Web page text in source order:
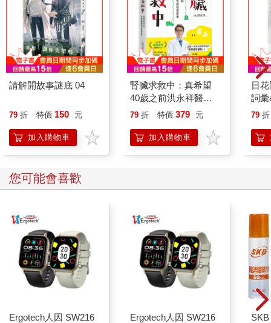
請解開故事謎底 04
79 折 特價 150 元
加入購物車
腎臟求救中：真希望
40歲之前洪永祥醫師
就告訴我這些事
79 折 特價 379 元
加入購物車
日
詞
79 折
您可能會喜歡
Ergotech人因 SW216
Ergotech人因 SW216